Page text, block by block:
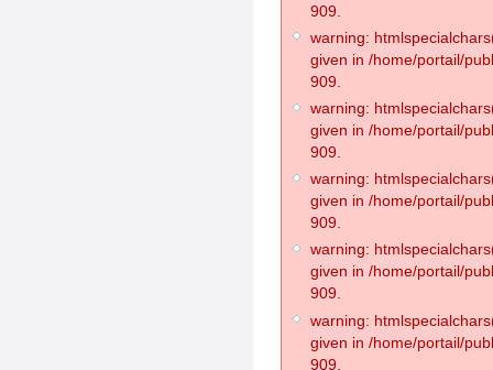
909.
warning:
given in /home/portail/
909.
warning:
given in /home/portail/
909.
warning:
given in /home/portail/
909.
warning:
given in /home/portail/
909.
warning:
given in /home/portail/
909.